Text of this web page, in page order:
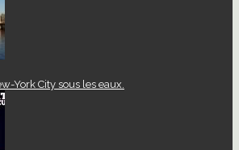
York City sous les eaux.